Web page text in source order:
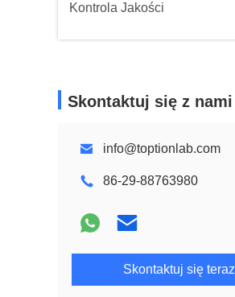
Kontrola Jakości
Skontaktuj się z nami
info@toptionlab.com
86-29-88763980
Skontaktuj się teraz